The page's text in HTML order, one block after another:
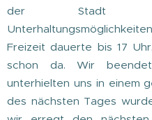
der Stadt die
Freizeit dauerte bis 17
schon da. Wir
unterhielten uns in einem
des nächsten Tages